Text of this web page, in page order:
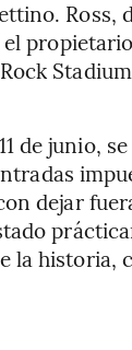
de junio,
dejar
la historia,